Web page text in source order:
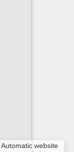
Automatic website